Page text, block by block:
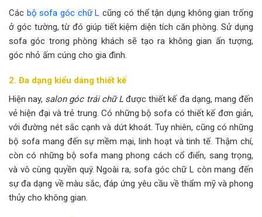
Các bộ sofa góc chữ L cũng có thể tận dụng không gian trống
ở góc tường, từ đó giúp tiết kiệm diện tích căn phòng. Sử dụng
sofa góc trong phòng khách sẽ tạo ra không gian ấn tượng,
góc nhỏ ấm cúng cho gia đình.
2. Đa dạng kiểu dáng thiết kế
Hiện nay, salon góc trái chữ Lđược thiết kế đa dạng, mang đến
vẻ hiện đại và trẻ trung. Có những bộ sofa có thiết kế đơn giản,
với đường nét sắc cạnh và dứt khoát. Tuy nhiên, cũng có những
bộ sofa mang đến sự mềm mại, linh hoạt và tinh tế. Thậm chí,
còn có những bộ sofa mang phong cách cổ điển, sang trọng,
và vô cùng quyền quý. Ngoài ra, sofa góc chữ L còn mang đến
sự đa dạng về màu sắc, đáp ứng yêu cầu về thẩm mỹ và phong
thủy cho không gian.